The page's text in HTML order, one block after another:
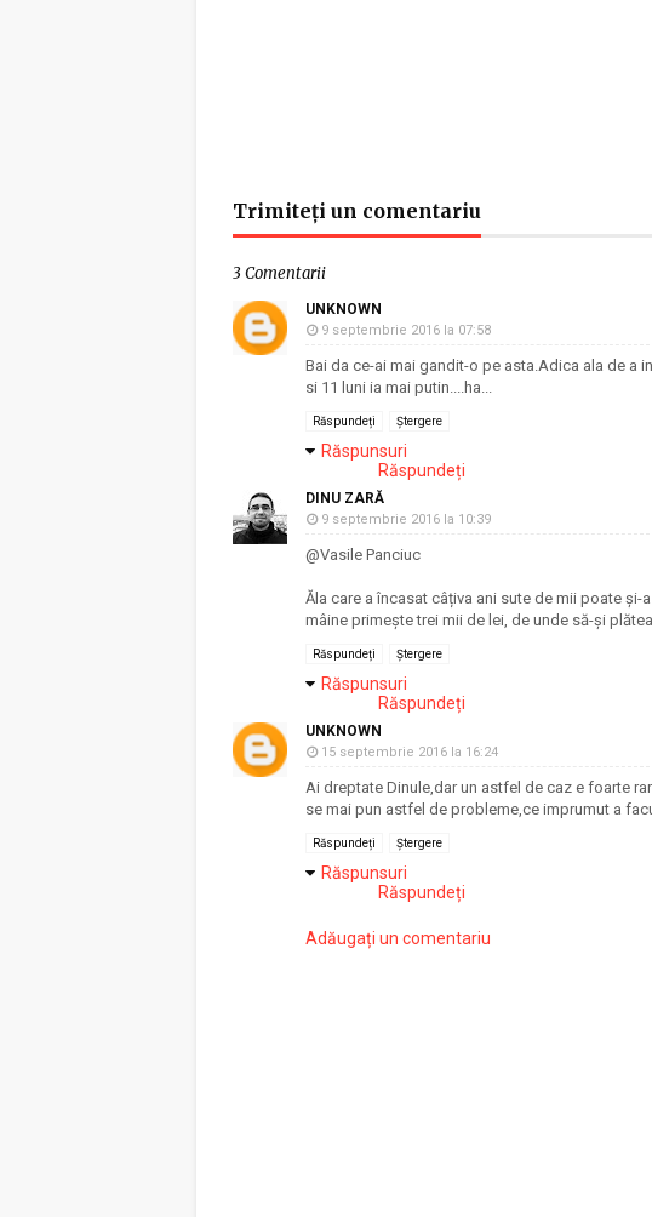
Trimiteți un comentariu
3 Comentarii
UNKNOWN
9 septembrie 2016 la 07:58
Bai da ce-ai mai gandit-o pe asta.Adica ala de a
si 11 luni ia mai putin....ha...
Răspundeți Ștergere
Răspunsuri
Răspundeți
DINU ZARĂ
9 septembrie 2016 la 10:39
@Vasile Panciuc
Ăla care a încasat câțiva ani sute de mii poate
mâine primește trei mii de lei, de unde să-și
Răspundeți Ștergere
Răspunsuri
Răspundeți
UNKNOWN
15 septembrie 2016 la 16:24
Ai dreptate Dinule,dar un astfel de caz e foarte
se mai pun astfel de probleme,ce imprumut a
Răspundeți Ștergere
Răspunsuri
Răspundeți
Adăugați un comentariu